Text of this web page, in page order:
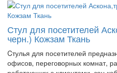
Стул для посетителей
черн.) Кожзам Ткань
Cтулья для посетителей
офисов, переговорных комнат,